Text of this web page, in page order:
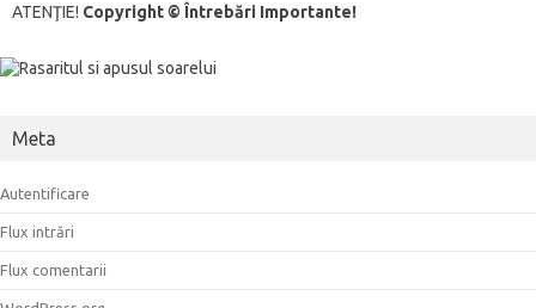
ATENŢIE! Copyright © Întrebări Importante!
Meta
Autentificare
Flux intrări
Flux comentarii